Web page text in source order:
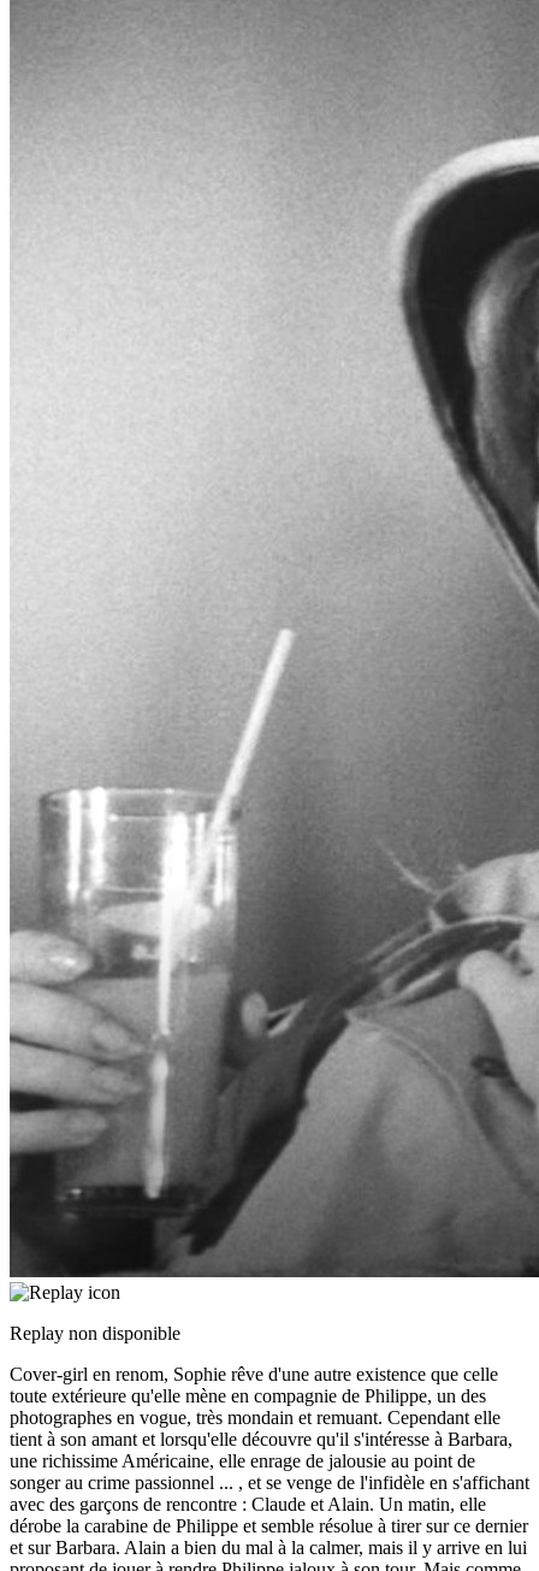
Replay non disponible
Cover-girl en renom, Sophie rêve d'une autre existence que celle
toute extérieure qu'elle mène en compagnie de Philippe, un des
photographes en vogue, très mondain et remuant. Cependant elle
tient à son amant et lorsqu'elle découvre qu'il s'intéresse à Barbara,
une richissime Américaine, elle enrage de jalousie au point de
songer au crime passionnel ... , et se venge de l'infidèle en s'affichant
avec des garçons de rencontre : Claude et Alain. Un matin, elle
dérobe la carabine de Philippe et semble résolue à tirer sur ce dernier
et sur Barbara. Alain a bien du mal à la calmer, mais il y arrive en lui